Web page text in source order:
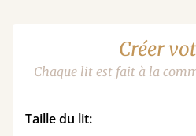
Créer
Chaque lit est fait à la
Taille du lit: